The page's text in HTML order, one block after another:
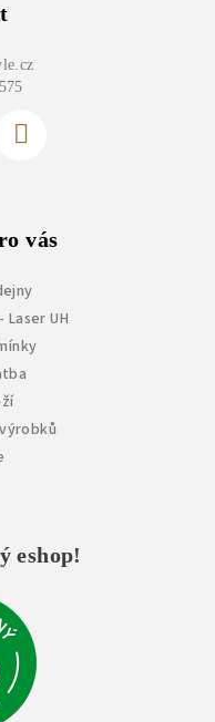
vás
UH
eshop!